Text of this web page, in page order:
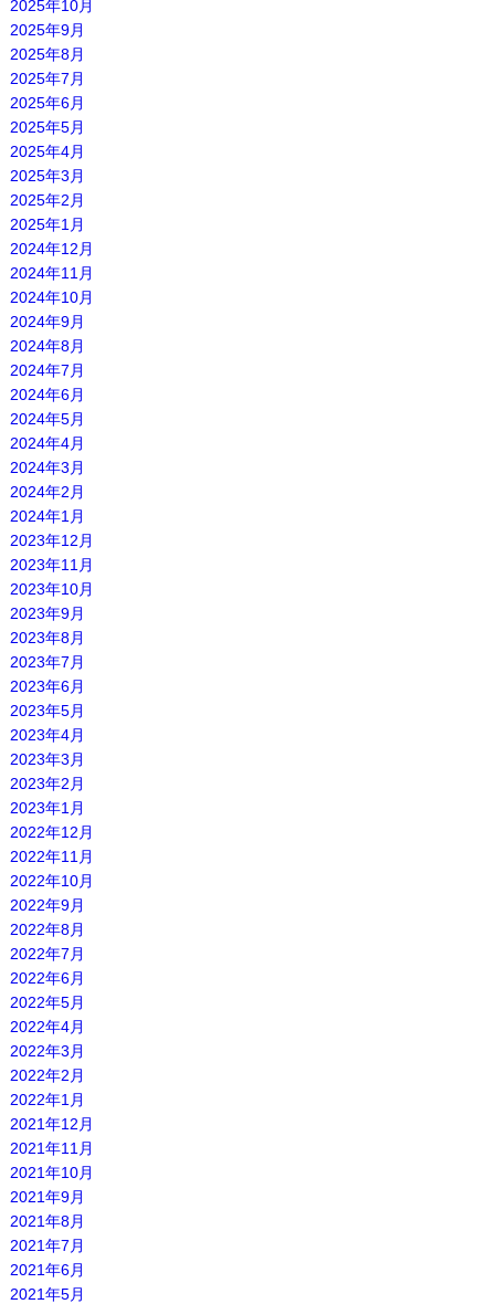
2025年10月
2025年9月
2025年8月
2025年7月
2025年6月
2025年5月
2025年4月
2025年3月
2025年2月
2025年1月
2024年12月
2024年11月
2024年10月
2024年9月
2024年8月
2024年7月
2024年6月
2024年5月
2024年4月
2024年3月
2024年2月
2024年1月
2023年12月
2023年11月
2023年10月
2023年9月
2023年8月
2023年7月
2023年6月
2023年5月
2023年4月
2023年3月
2023年2月
2023年1月
2022年12月
2022年11月
2022年10月
2022年9月
2022年8月
2022年7月
2022年6月
2022年5月
2022年4月
2022年3月
2022年2月
2022年1月
2021年12月
2021年11月
2021年10月
2021年9月
2021年8月
2021年7月
2021年6月
2021年5月